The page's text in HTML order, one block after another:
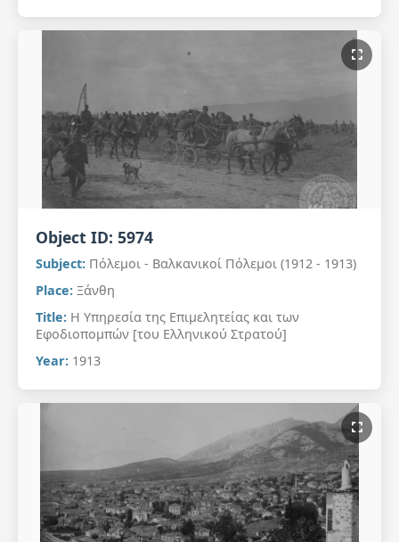
Object ID: 5974
Subject: Πόλεμοι - Βαλκανικοί Πόλεμοι (1912 - 1913)
Place: Ξάνθη
Title: Η Υπηρεσία της Επιμελητείας και των
Εφοδιοπομπών [του Ελληνικού Στρατού]
Year: 1913